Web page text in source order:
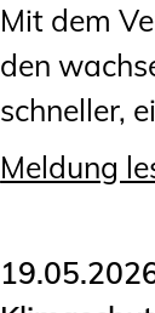
Mit dem
den
schneller,
Meldung